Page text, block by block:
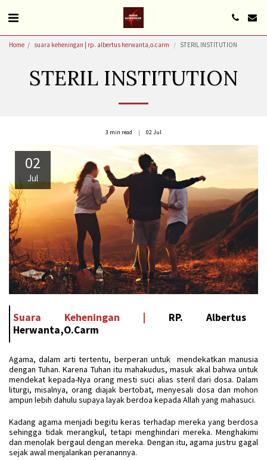
Home suara keheningan | rp. albertus herwanta,o.carm STERIL INSTITUTION
STERIL INSTITUTION
3 min read 02Jul
02
Jul
Suara Keheningan | RP. Albertus
Herwanta,O.Carm
Agama, dalam arti tertentu, berperan untuk mendekatkan manusia
dengan Tuhan. Karena Tuhan itu mahakudus, masuk akal bahwa untuk
mendekat kepada-Nya orang mesti suci alias steril dari dosa. Dalam
liturgi, misalnya, orang diajak bertobat, menyesali dosa dan mohon
ampun lebih dahulu supaya layak berdoa kepada Allah yang mahasuci.
Kadang agama menjadi begitu keras terhadap mereka yang berdosa
sehingga tidak merangkul, tetapi menghindari mereka. Menghakimi
dan menolak bergaul dengan mereka. Dengan itu, agama justru gagal
sejak awal menjalankan peranannya.